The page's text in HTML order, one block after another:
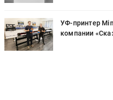
УФ-принтер
компании